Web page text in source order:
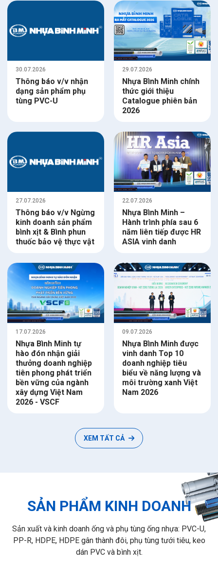
30.07.2026
Thông báo v/v nhận
dạng sản phẩm phụ
tùng PVC-U
29.07.2026
Nhựa Bình Minh chính
thức giới thiệu
Catalogue phiên bản
2026
27.07.2026
Thông báo v/v Ngừng
kinh doanh sản phẩm
bình xịt & Bình phun
thuốc bảo vệ thực vật
22.07.2026
Nhựa Bình Minh –
Hành trình phía sau 6
năm liên tiếp được HR
ASIA vinh danh
17.07.2026
Nhựa Bình Minh tự
hào đón nhận giải
thưởng doanh nghiệp
tiên phong phát triển
bền vững của ngành
xây dựng Việt Nam
2026 - VSCF
09.07.2026
Nhựa Bình Minh được
vinh danh Top 10
doanh nghiệp tiêu
biểu về năng lượng và
môi trường xanh Việt
Nam 2026
XEM TẤT CẢ
SẢN PHẨM KINH DOANH
Sản xuất và kinh doanh ống và phụ tùng ống nhựa: PVC-U,
PP-R, HDPE, HDPE gân thành đôi, phụ tùng tưới tiêu, keo
dán PVC và bình xịt.